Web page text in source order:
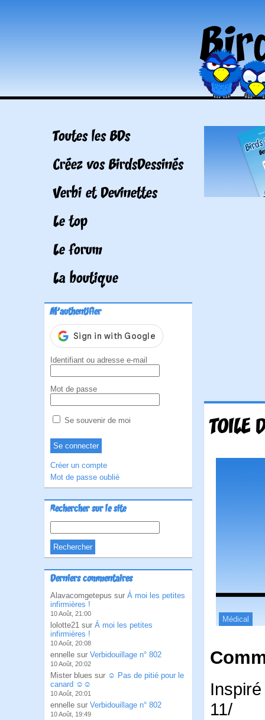
Toutes les BDs
Créez vos BirdsDessinés
Verbi et Devinettes
Le top
Le forum
La boutique
M'authentifier
Identifiant ou adresse e-mail
Mot de passe
Se souvenir de moi
Créer un compte
Mot de passe oublié
Rechercher sur le site
Derniers commentaires
Alavacomgetepus sur Á moi les petites
infirmières !
10 Août, 21:00
lolotte21 sur Á moi les petites
infirmières !
10 Août, 20:08
ennelle sur Verbidouillage n° 802
10 Août, 20:02
Mister blues sur ☺ Pas de pitié pour le
canard ☺☺
10 Août, 20:01
ennelle sur Verbidouillage n° 802
10 Août, 19:49
TOILE
Médical
11/